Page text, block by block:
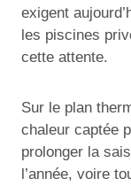
exigent
les piscines
cette attente.
Sur le plan
chaleur captée
prolonger la
l’année, voire